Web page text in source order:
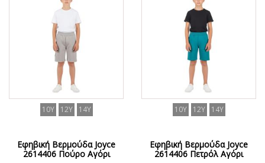
10Y 12Y 14Y
Εφηβική Βερμούδα Joyce
2614406 Πούρο Αγόρι
10Y 12Y 14Y
Εφηβική Βερμούδα Joyce
2614406 Πετρόλ Αγόρι